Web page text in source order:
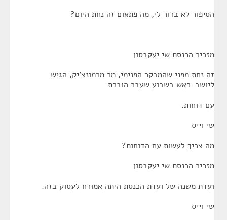
הסיפור לא ברור לי, מה פתאום זה נחת היום?
מזכיר הכנסת שי יעקבסון
זה נחת מפני שהמבקר הפנימי, מר מרמונצ'יק, הגיש
ליושב-ראש בשבוע שעבר הוברת
עם דוחות.
שי וייס
מה צריך לעשות עם הדוחות?
מזכיר הכנסת שי יעקבסון
ועדת משנה של ועדת הכנסת היתה אמורח לעסוק בזה.
שי וייס